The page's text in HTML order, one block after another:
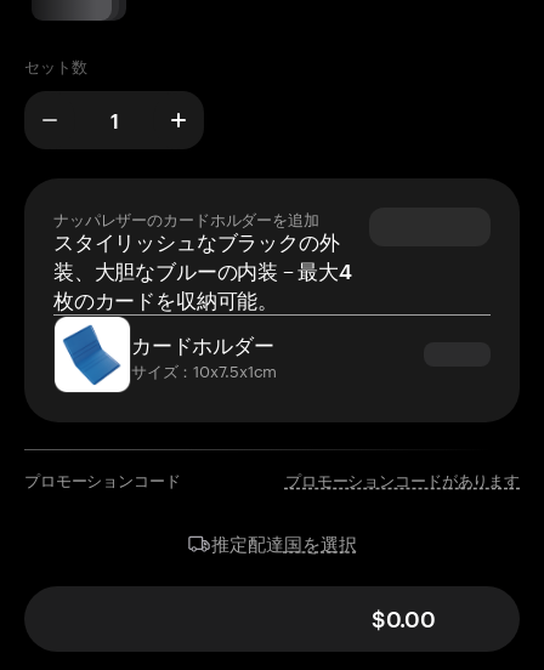
セット数
ナッパレザーのカードホルダーを追加
スタイリッシュなブラックの外
装、大胆なブルーの内装 – 最大4
枚のカードを収納可能。
カードホルダー
サイズ：10x7.5x1cm
プロモーションコード プロモーションコードがあります
推定配達国を選択
$0.00